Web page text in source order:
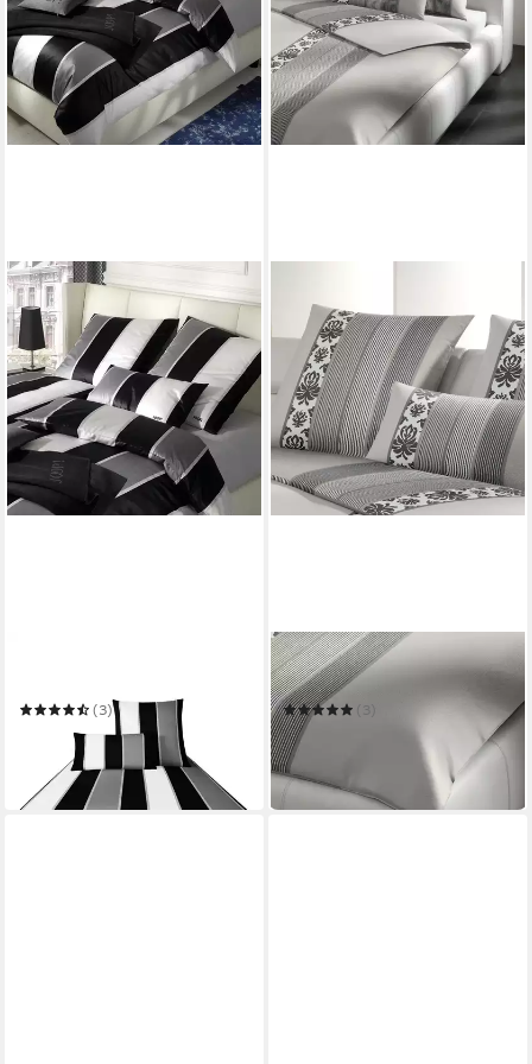
(3)
ab 119,00 € 149,00 €
in 2-3 Werktagen bei dir
JOOP!
Bettwäsche Ornament Stripe
(3)
ab 109,95 €
-21%
in 2-3 Werktagen bei dir